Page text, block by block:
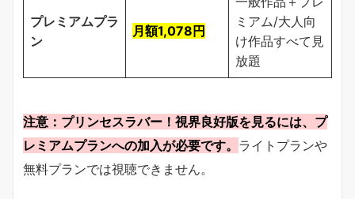
プレミアムプラ
ン
月額1,078円
ミアム/大人向
け作品すべて見
放題
注意：プリンセスラバー！視界良好版を見るには、プ
レミアムプランへの加入が必要です。 ライトプランや
無料プランでは視聴できません。